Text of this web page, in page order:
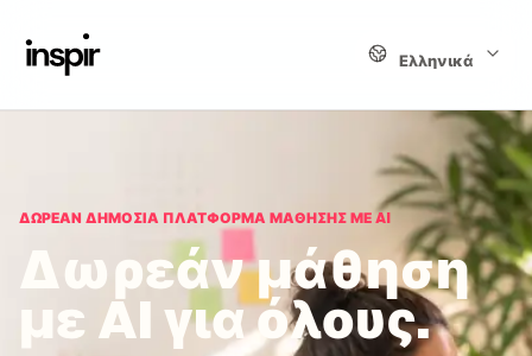
Ελληνικά
ΔΩΡΕΆΝ ΔΗΜΌΣΙΑ ΠΛΑΤΦΌΡΜΑ ΜΆΘΗΣΗΣ ΜΕ AI
Δωρεάν μάθηση
με AI για όλους.